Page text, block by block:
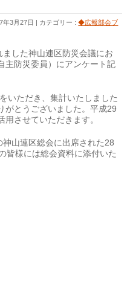
年3月27日 カテゴリー :◆広報部会ブ
した神山連区防災会議にお
主防災委員）にアンケート記
いただき、集計いたしました
がとうございました。平成29
させていただきます。
山連区総会に出席された28
皆様には総会資料に添付いた